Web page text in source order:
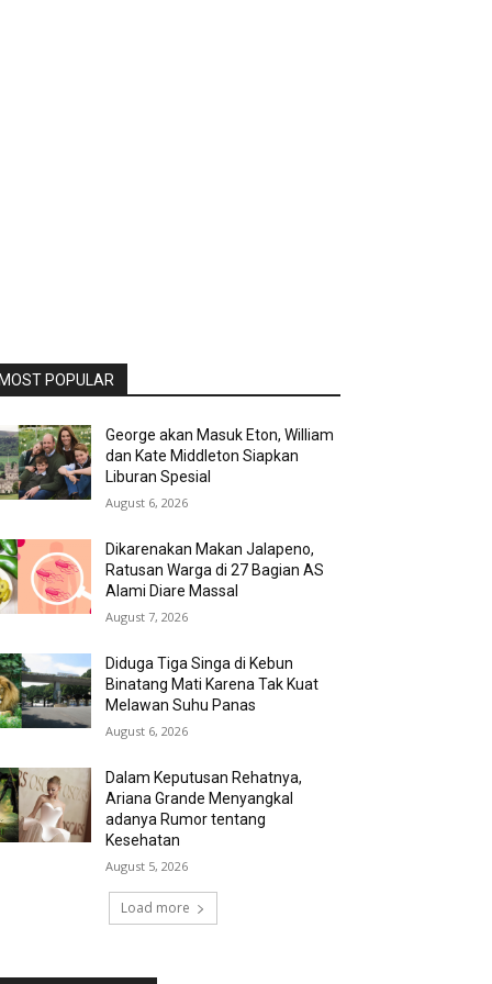
MOST POPULAR
George akan Masuk Eton, William
dan Kate Middleton Siapkan
Liburan Spesial
August 6, 2026
Dikarenakan Makan Jalapeno,
Ratusan Warga di 27 Bagian AS
Alami Diare Massal
August 7, 2026
Diduga Tiga Singa di Kebun
Binatang Mati Karena Tak Kuat
Melawan Suhu Panas
August 6, 2026
Dalam Keputusan Rehatnya,
Ariana Grande Menyangkal
adanya Rumor tentang
Kesehatan
August 5, 2026
Load more